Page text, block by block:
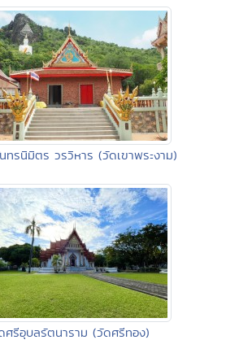
ทรนิมิตร วรวิหาร (วัดเขาพระงาม)
ศรีอุบลรัตนาราม (วัดศรีทอง)